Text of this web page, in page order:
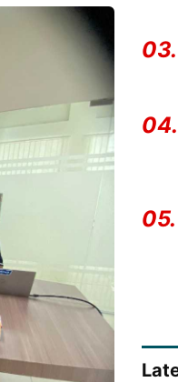
03.
04.
05.